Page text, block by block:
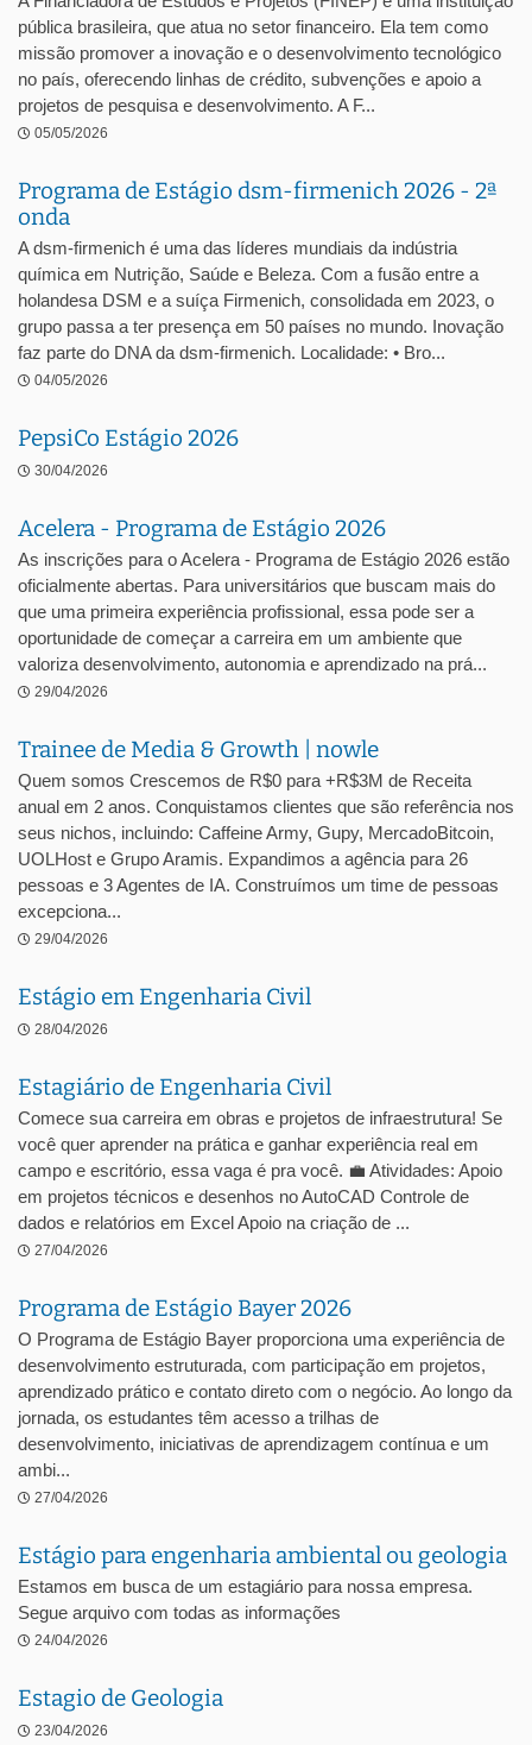
pública brasileira, que atua no setor financeiro. Ela tem como
missão promover a inovação e o desenvolvimento tecnológico
no país, oferecendo linhas de crédito, subvenções e apoio a
projetos de pesquisa e desenvolvimento. A F...
05/05/2026
Programa de Estágio dsm-firmenich 2026 - 2ª
onda
A dsm-firmenich é uma das líderes mundiais da indústria
química em Nutrição, Saúde e Beleza. Com a fusão entre a
holandesa DSM e a suíça Firmenich, consolidada em 2023, o
grupo passa a ter presença em 50 países no mundo. Inovação
faz parte do DNA da dsm-firmenich. Localidade: • Bro...
04/05/2026
PepsiCo Estágio 2026
30/04/2026
Acelera - Programa de Estágio 2026
As inscrições para o Acelera - Programa de Estágio 2026 estão
oficialmente abertas. Para universitários que buscam mais do
que uma primeira experiência profissional, essa pode ser a
oportunidade de começar a carreira em um ambiente que
valoriza desenvolvimento, autonomia e aprendizado na prá...
29/04/2026
Trainee de Media & Growth | nowle
Quem somos Crescemos de R$0 para +R$3M de Receita
anual em 2 anos. Conquistamos clientes que são referência nos
seus nichos, incluindo: Caffeine Army, Gupy, MercadoBitcoin,
UOLHost e Grupo Aramis. Expandimos a agência para 26
pessoas e 3 Agentes de IA. Construímos um time de pessoas
excepciona...
29/04/2026
Estágio em Engenharia Civil
28/04/2026
Estagiário de Engenharia Civil
Comece sua carreira em obras e projetos de infraestrutura! Se
você quer aprender na prática e ganhar experiência real em
campo e escritório, essa vaga é pra você. 💼 Atividades: Apoio
em projetos técnicos e desenhos no AutoCAD Controle de
dados e relatórios em Excel Apoio na criação de ...
27/04/2026
Programa de Estágio Bayer 2026
O Programa de Estágio Bayer proporciona uma experiência de
desenvolvimento estruturada, com participação em projetos,
aprendizado prático e contato direto com o negócio. Ao longo da
jornada, os estudantes têm acesso a trilhas de
desenvolvimento, iniciativas de aprendizagem contínua e um
ambi...
27/04/2026
Estágio para engenharia ambiental ou geologia
Estamos em busca de um estagiário para nossa empresa.
Segue arquivo com todas as informações
24/04/2026
Estagio de Geologia
23/04/2026